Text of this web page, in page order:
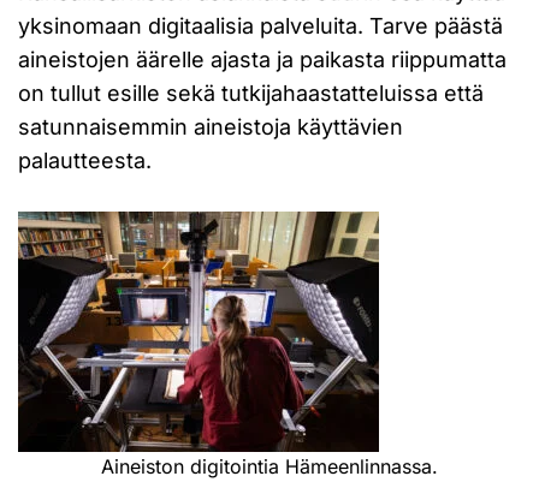
yksinomaan digitaalisia palveluita. Tarve päästä
aineistojen äärelle ajasta ja paikasta riippumatta
on tullut esille sekä tutkijahaastatteluissa että
satunnaisemmin aineistoja käyttävien
palautteesta.
Aineiston digitointia Hämeenlinnassa.